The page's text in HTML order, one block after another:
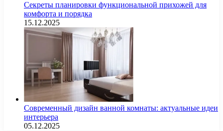
Секреты планировки функциональной прихожей для
комфорта и порядка
15.12.2025
Современный дизайн ванной комнаты: актуальные идеи
интерьера
05.12.2025